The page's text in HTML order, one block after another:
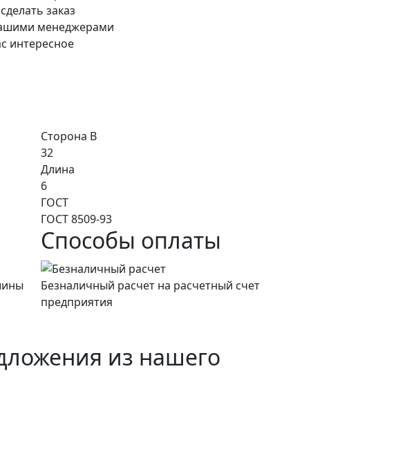
заказ
менеджерами
интересное
Сторона B
32
Длина
6
ГОСТ
ГОСТ 8509-93
Способы оплаты
Безналичный расчет на расчетный счет
предприятия
из нашего